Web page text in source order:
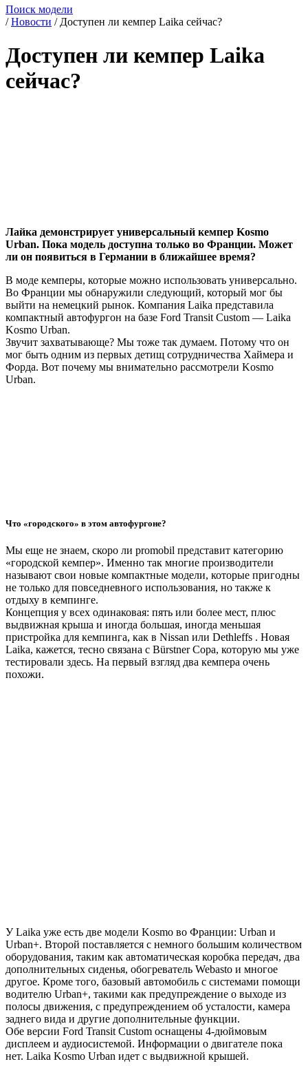
Поиск модели
/Новости / Доступен ли кемпер Laika сейчас?
Доступен ли кемпер Laika
сейчас?
Лайка демонстрирует универсальный кемпер Kosmo
Urban. Пока модель доступна только во Франции. Может
ли он появиться в Германии в ближайшее время?
В моде кемперы, которые можно использовать универсально.
Во Франции мы обнаружили следующий, который мог бы
выйти на немецкий рынок. Компания Laika представила
компактный автофургон на базе Ford Transit Custom — Laika
Kosmo Urban.
Звучит захватывающе? Мы тоже так думаем. Потому что он
мог быть одним из первых детищ сотрудничества Хаймера и
Форда. Вот почему мы внимательно рассмотрели Kosmo
Urban.
Что «городского» в этом автофургоне?
Мы еще не знаем, скоро ли promobil представит категорию
«городской кемпер». Именно так многие производители
называют свои новые компактные модели, которые пригодны
не только для повседневного использования, но также к
отдыху в кемпинге.
Концепция у всех одинаковая: пять или более мест, плюс
выдвижная крыша и иногда большая, иногда меньшая
пристройка для кемпинга, как в Nissan или Dethleffs . Новая
Laika, кажется, тесно связана с Bürstner Copa, которую мы уже
тестировали здесь. На первый взгляд два кемпера очень
похожи.
У Laika уже есть две модели Kosmo во Франции: Urban и
Urban+. Второй поставляется с немного большим количеством
оборудования, таким как автоматическая коробка передач, два
дополнительных сиденья, обогреватель Webasto и многое
другое. Кроме того, базовый автомобиль с системами помощи
водителю Urban+, такими как предупреждение о выходе из
полосы движения, с предупреждением об усталости, камера
заднего вида и другие дополнительные функции.
Обе версии Ford Transit Custom оснащены 4-дюймовым
дисплеем и аудиосистемой. Информации о двигателе пока
нет. Laika Kosmo Urban идет с выдвижной крышей.